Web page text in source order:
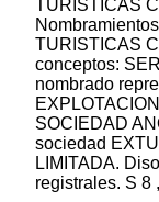
TURISTICAS
TURISTICAS
conceptos:
nombrado
SOCIEDAD
sociedad
LIMITADA.
registrales. S 8